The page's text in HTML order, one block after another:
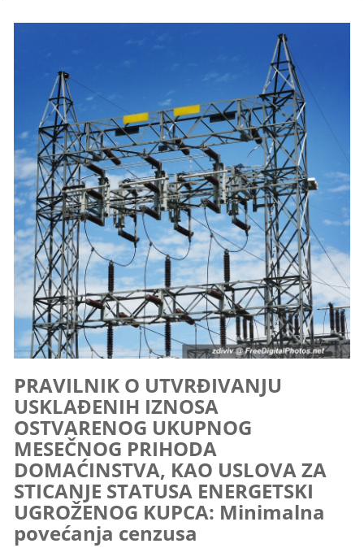
PRAVILNIK O UTVRĐIVANJU
USKLAĐENIH IZNOSA
OSTVARENOG UKUPNOG
MESEČNOG PRIHODA
DOMAĆINSTVA, KAO USLOVA ZA
STICANJE STATUSA ENERGETSKI
UGROŽENOG KUPCA: Minimalna
povećanja cenzusa